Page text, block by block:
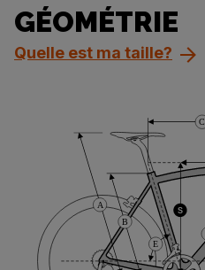
GÉOMÉTRIE
Quelle est ma taille?
B
A
C
E
S